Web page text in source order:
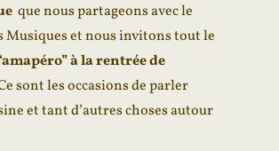
que nous partageons avec le
Musiques et nous invitons tout le
à la rentrée de
sont les occasions de parler
et tant d’autres choses autour